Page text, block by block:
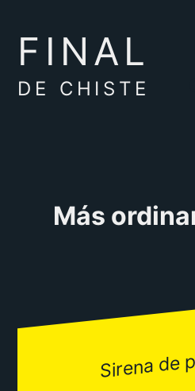
FINAL
DE CHISTE
Más
Sirena de